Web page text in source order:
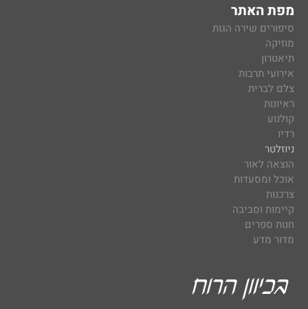
מפת האתר
סיפורים שירה הגות
מוזיקה
תיאטרון
אירועי תרבות
צלם לברית
ראיונות
קולנוע
רדיו
ניוזלטר
הוצאה לאור
אוכל ומסעדות
צרכנות
קיימות וסביבה
חנות ספרים
מדור מדע